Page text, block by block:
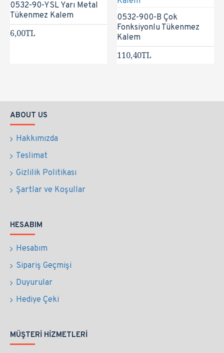
0532-90-YSL Yarı Metal
Tükenmez Kalem
6,00TL
0532-900-B Çok
Fonksiyonlu Tükenmez
Kalem
110,40TL
ABOUT US
Hakkımızda
Teslimat
Gizlilik Politikası
Şartlar ve Koşullar
HESABIM
Hesabım
Sipariş Geçmişi
Duyurular
Hediye Çeki
MÜŞTERI HIZMETLERI